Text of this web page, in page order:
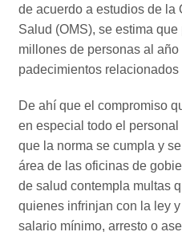
de acuerdo a estudios de la
Salud (OMS), se estima
millones de personas al
padecimientos
De ahí que el compromiso
en especial todo el
que la norma se cumpla y
área de las oficinas de
de salud contempla multas
quienes infrinjan con la ley
salario mínimo, arresto o